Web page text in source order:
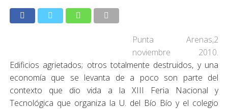
Punta Arenas,2
noviembre 2010.
Edificios agrietados; otros totalmente destruidos, y una
economía que se levanta de a poco son parte del
contexto que dio vida a la XIII Feria Nacional y
Tecnológica que organiza la U. del Bío Bío y el colegio